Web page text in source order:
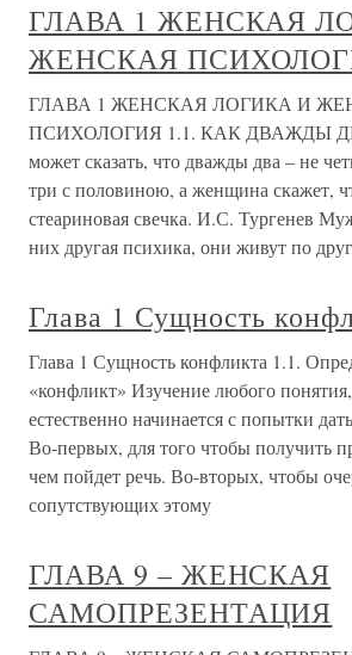
ГЛАВА 1 ЖЕНСКАЯ
ЖЕНСКАЯ
ГЛАВА 1 ЖЕНСКАЯ ЛОГИКА И
ПСИХОЛОГИЯ 1.1. КАК ДВАЖДЫ
может сказать, что дважды два – не
три с половиною, а женщина скажет,
стеариновая свечка. И.С. Тургенев
них другая психика, они живут по
Глава 1 Сущность
Глава 1 Сущность конфликта 1.1.
«конфликт» Изучение любого
естественно начинается с попытки
Во-первых, для того чтобы получить
чем пойдет речь. Во-вторых, чтобы
сопутствующих этому
ГЛАВА 9 – ЖЕНСКАЯ
САМОПРЕЗЕНТАЦИЯ